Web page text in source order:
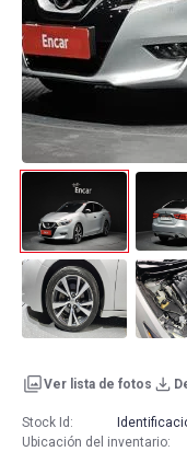
Ver lista de fotos
Stock Id:
Ubicación del inventario: